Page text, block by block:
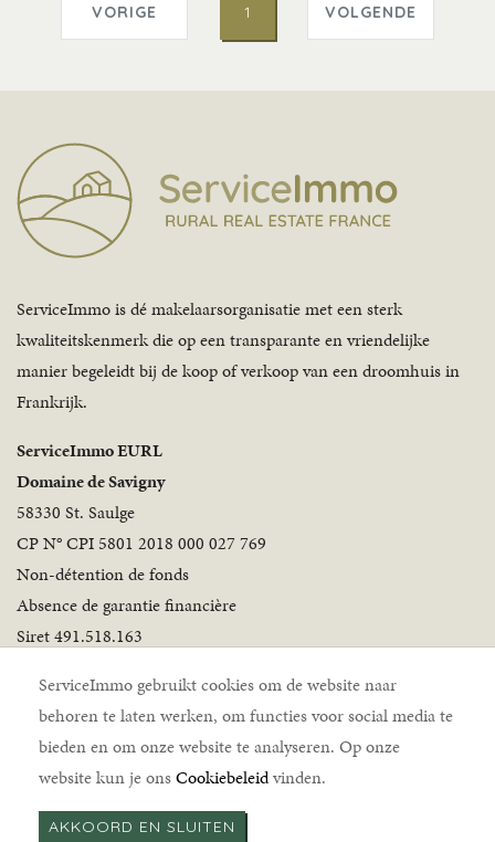
ServiceImmo gebruikt cookies om de website naar
behoren te laten werken, om functies voor social media te
bieden en om onze website te analyseren. Op onze
website kun je onsCookiebeleidvinden.
AKKOORD EN SLUITEN
VORIGE 1 VOLGENDE
ServiceImmo is dé makelaarsorganisatie met een sterk
kwaliteitskenmerk die op een transparante en vriendelijke
manier begeleidt bij de koop of verkoop van een droomhuis in
Frankrijk.
ServiceImmo EURL
Domaine de Savigny
58330 St. Saulge
CP N° CPI 5801 2018 000 027 769
Non-détention de fonds
Absence de garantie financière
Siret 491.518.163
Volg ons
ServiceImmo © 2026 |